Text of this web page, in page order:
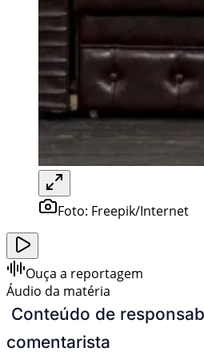
Foto: Freepik/Internet
Ouça a reportagem
Áudio da matéria
Conteúdo de
comentarista